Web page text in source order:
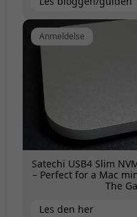
Anmeldelse
Satechi USB4 Slim
– Perfect for a Mac
The
Les den her